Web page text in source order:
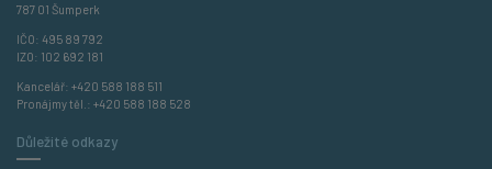
787 01 Šumperk
IČO: 495 89 792
IZO: 102 692 181
Kancelář: +420 588 188 511
Pronájmy těl.: +420 588 188 528
Důležité odkazy